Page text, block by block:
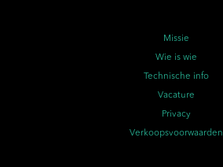
Missie
Wie is wie
Technische info
Vacature
Privacy
Verkoopsvoorwaarden